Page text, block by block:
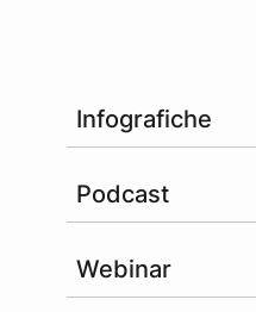
Infografiche
Podcast
Webinar